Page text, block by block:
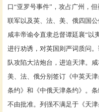
口“亚罗号事件”，攻占广州，
联军以及英、法、美、俄四国
咸丰帝谕令直隶总督谭廷襄“以
进行劝诱，对英国则严词质问
队攻陷大沽炮台 ，进迫天津。
美、法、俄分别签订《中英天津
条约》和《中俄天津条约》。
不由批准。列强不满足于《天